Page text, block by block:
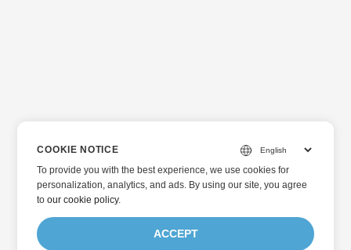
COOKIE NOTICE
To provide you with the best experience, we use cookies for
personalization, analytics, and ads. By using our site, you agree
toour cookie policy.
ACCEPT